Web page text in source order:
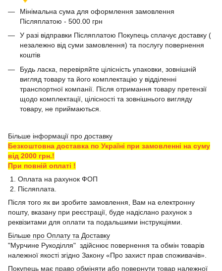
Мінімальна сума для оформлення замовлення
Післяплатою - 500.00 грн
У разі відправки Післяплатою Покупець сплачує доставку (
незалежно від суми замовлення) та послугу повернення
коштів
Будь ласка, перевіряйте цілісність упаковки, зовнішній
вигляд товару та його комплектацію у відділенні
транспортної компанії. Після отримання товару претензії
щодо комплектації, цілісності та зовнішнього вигляду
товару, не приймаються.
Більше інформації про доставку
Безкоштовна доставка по Україні при замовленні на суму
від 2000 грн.!
При повній оплаті !
1. Оплата на рахунок ФОП
2. Післяплата.
Після того як ви зробите замовлення, Вам на електронну
пошту, вказану при реєстрації, буде надіслано рахунок з
реквізитами для оплати та подальшими інструкціями.
Більше про Оплату та Доставку
"Мурчине Рукоділля" здійснює повернення та обмін товарів
належної якості згідно Закону «Про захист прав споживачів».
Покупець має право обміняти або повернути товар належної